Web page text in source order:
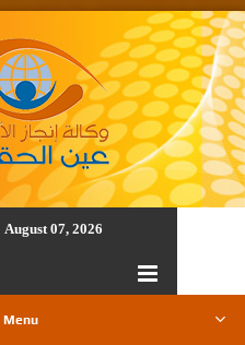
August 07, 2026
Menu